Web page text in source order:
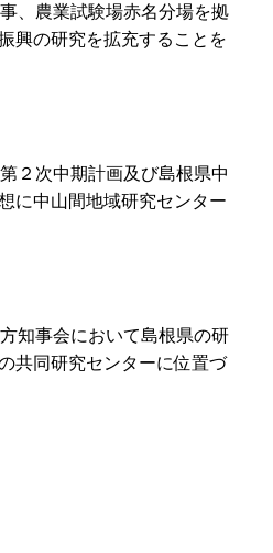
、農業試験場赤名分場を拠
興の研究を拡充することを
２次中期計画及び島根県中
に中山間地域研究センター
知事会において島根県の研
共同研究センターに位置づ